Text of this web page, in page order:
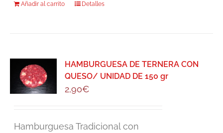
Añadir al carrito Detalles
HAMBURGUESA DE TERNERA CON
QUESO/ UNIDAD DE 150 gr
2,90€
Hamburguesa Tradicional con